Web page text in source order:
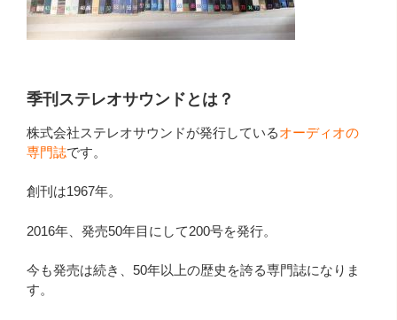
季刊ステレオサウンドとは？
株式会社ステレオサウンドが発行しているオーディオの
専門誌です。
創刊は1967年。
2016年、発売50年目にして200号を発行。
今も発売は続き、50年以上の歴史を誇る専門誌になりま
す。